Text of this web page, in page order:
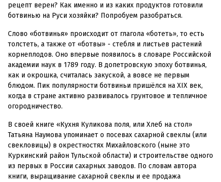
рецепт верен? Как именно и из каких продуктов готовили
ботвинью на Руси хозяйки? Попробуем разобраться.
Слово «ботвинья» происходит от глагола «ботеть», то есть
толстеть, а также от «ботвы» - стебля и листьев растений
корнеплодов. Оно впервые появилось в словаре Российской
академии наук в 1789 году. В допетровскую эпоху ботвинья,
как и окрошка, считалась закуской, а вовсе не первым
блюдом. Пик популярности ботвиньи пришёлся на XIX век,
когда в стране активно развивалось грунтовое и тепличное
огородничество.
В своей книге «Кухня Куликова поля, или Хлеб на стол»
Татьяна Наумова упоминает о посевах сахарной свеклы (или
свекловицы) в окрестностях Михайловского (ныне это
Куркинский район Тульской области) и строительстве одного
из первых в России сахарных заводов. По словам автора
книги, выращивание сахарной свеклы и ее продажа